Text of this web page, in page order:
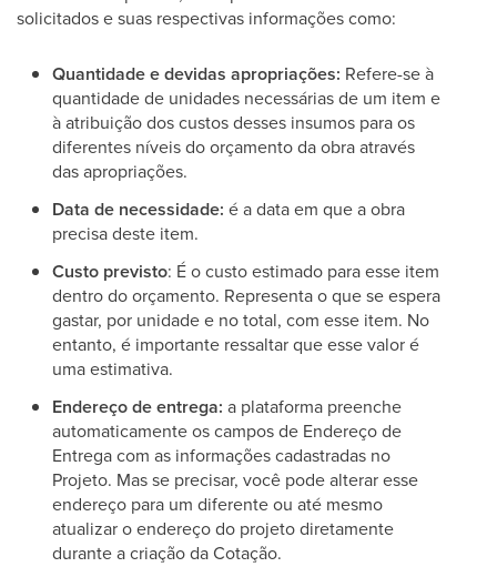
solicitados e suas respectivas informações como:
Quantidade e devidas apropriações: Refere-se à
quantidade de unidades necessárias de um item e
à atribuição dos custos desses insumos para os
diferentes níveis do orçamento da obra através
das apropriações.
Data de necessidade: é a data em que a obra
precisa deste item.
Custo previsto: É o custo estimado para esse item
dentro do orçamento. Representa o que se espera
gastar, por unidade e no total, com esse item. No
entanto, é importante ressaltar que esse valor é
uma estimativa.
Endereço de entrega: a plataforma preenche
automaticamente os campos de Endereço de
Entrega com as informações cadastradas no
Projeto. Mas se precisar, você pode alterar esse
endereço para um diferente ou até mesmo
atualizar o endereço do projeto diretamente
durante a criação da Cotação.